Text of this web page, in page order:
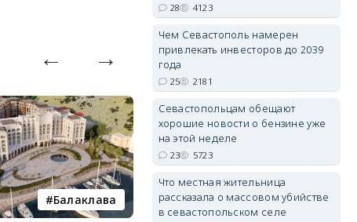
06/08/2026 15:00
Балаклава пляж
28 4123
Чем Севастополь намерен
привлекать инвесторов до 2039
года
25 2181
Севастопольцам обещают
хорошие новости о бензине уже
на этой неделе
23 5723
Что местная жительница
рассказала о массовом убийстве
в севастопольском селе